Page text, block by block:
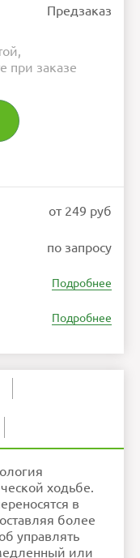
Предзаказ
при заказе
от 249 руб
по запросу
Подробнее
Подробнее
ходьбе.
в
более
управлять
или
Oculus Quest 2
сигнала 3м
* 24 мм
370 мАч
режиме/50
ожидания
Используйте
Хорошо